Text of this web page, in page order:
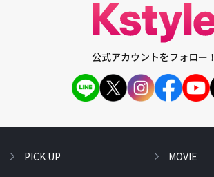
公式アカウントをフォロー！
PICK UP MOVIE